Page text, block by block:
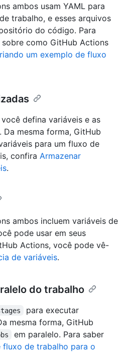
ambos usam YAML para
trabalho, e esses arquivos
do código. Para
como GitHub Actions
um exemplo de fluxo
defina variáveis e as
mesma forma, GitHub
para um fluxo de
confira Armazenar
.
ambos incluem variáveis de
pode usar em seus
Actions, você pode vê-
de variáveis.
do trabalho
para executar
mesma forma, GitHub
em paralelo. Para saber
fluxo de trabalho para o